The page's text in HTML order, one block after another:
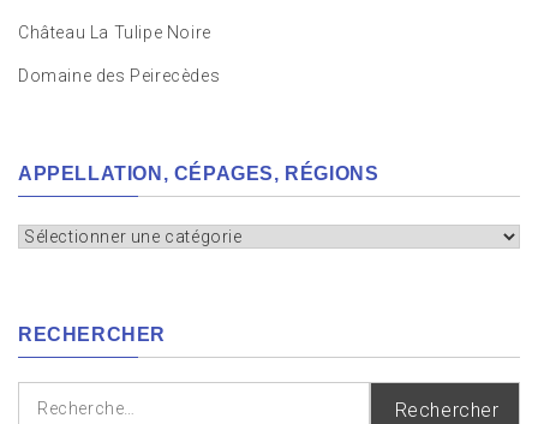
Château La Tulipe Noire
Domaine des Peirecèdes
APPELLATION, CÉPAGES, RÉGIONS
Appellation,
RECHERCHER
Rechercher :